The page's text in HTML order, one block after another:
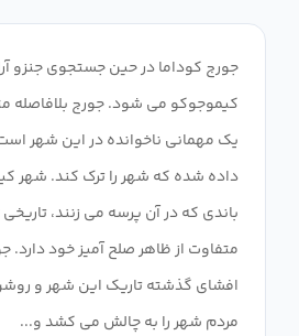
جورج کوداما در حین جستجوی جنزو
کیموجوکو می شود. جورج بلافاصله
یک مهمانی ناخوانده در این شهر
داده شده که شهر را ترک کند. شهر
باندی که در آن پرسه می زنند،
متفاوت از ظاهر صلح آمیز خود دارد.
افشای گذشته تاریک این شهر و
مردم شهر را به چالش می کشد و...